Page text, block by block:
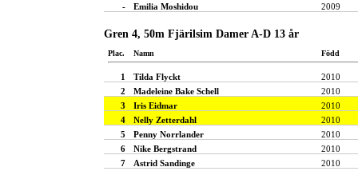
-
Emilia Moshidou 2009
Gren 4, 50m Fjärilsim Damer A-D 13 år
Plac. Namn Född
1 Tilda Flyckt
2010
2
Madeleine Bake Schell
2010
3
Iris Eidmar
2010
4
Nelly Zetterdahl
2010
5
Penny Norrlander
2010
6
Nike Bergstrand
2010
7
Astrid Sandinge
2010